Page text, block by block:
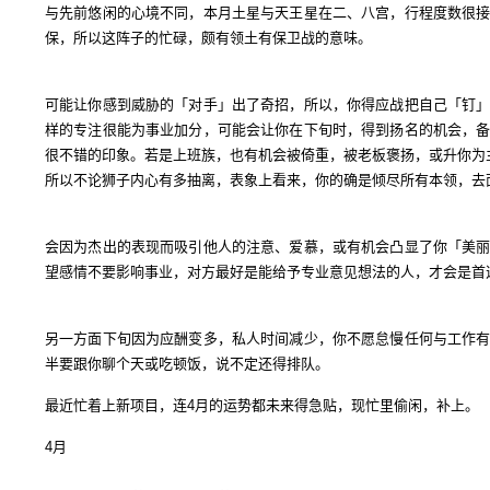
与先前悠闲的心境不同，本月土星与天王星在二、八宫，行程度数很
保，所以这阵子的忙碌，颇有领土有保卫战的意味。
可能让你感到威胁的「对手」出了奇招，所以，你得应战把自己「钉
样的专注很能为事业加分，可能会让你在下旬时，得到扬名的机会，
很不错的印象。若是上班族，也有机会被倚重，被老板褒扬，或升你为
所以不论狮子内心有多抽离，表象上看来，你的确是倾尽所有本领，
会因为杰出的表现而吸引他人的注意、爱慕，或有机会凸显了你「美
望感情不要影响事业，对方最好是能给予专业意见想法的人，才会是首
另一方面下旬因为应酬变多，私人时间减少，你不愿怠慢任何与工作
半要跟你聊个天或吃顿饭，说不定还得排队。
最近忙着上新项目，连4月的运势都未来得急贴，现忙里偷闲，补上。
4月